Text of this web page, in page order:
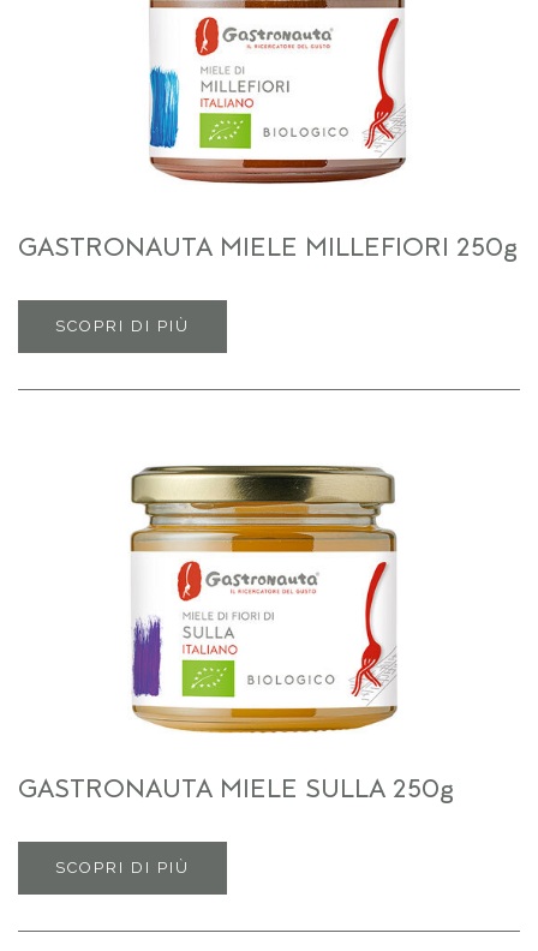
GASTRONAUTA MIELE MILLEFIORI 250g
SCOPRI DI PIÙ
GASTRONAUTA MIELE SULLA 250g
SCOPRI DI PIÙ